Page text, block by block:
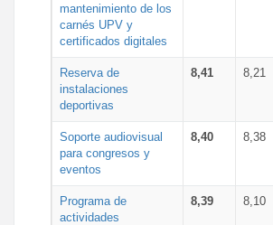
mantenimiento de los
carnés UPV y
certificados digitales
Reserva de
instalaciones
deportivas
8,41 8,21
Soporte audiovisual
para congresos y
eventos
8,40 8,38
Programa de
actividades
8,39 8,10